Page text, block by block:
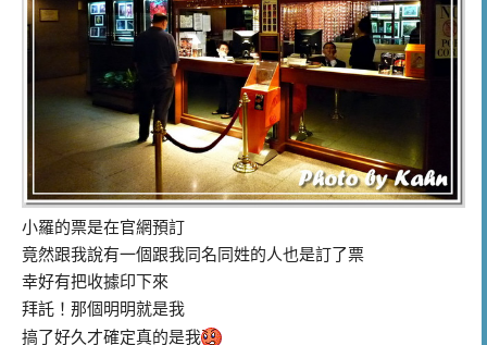
小羅的票是在官網預訂
竟然跟我說有一個跟我同名同姓的人也是訂了票
幸好有把收據印下來
拜託！那個明明就是我
搞了好久才確定真的是我